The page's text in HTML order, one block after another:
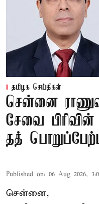
தமிழக செய்திகள்
சென்னை
சேவை
தத்
Published on: 06 Aug 2026,
சென்னை,